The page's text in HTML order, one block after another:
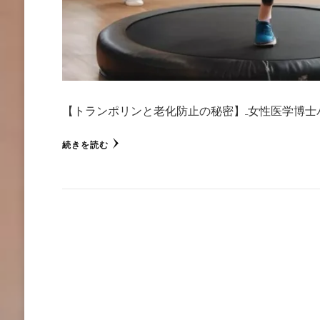
【トランポリンと老化防止の秘密】 女性医学博
続きを読む